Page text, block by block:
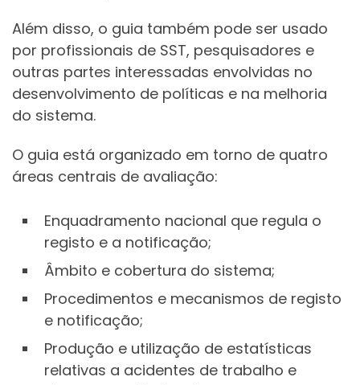
Além disso, o guia também pode ser usado
por profissionais de SST, pesquisadores e
outras partes interessadas envolvidas no
desenvolvimento de políticas e na melhoria
do sistema.
O guia está organizado em torno de quatro
áreas centrais de avaliação:
Enquadramento nacional que regula o
registo e a notificação;
Âmbito e cobertura do sistema;
Procedimentos e mecanismos de registo
e notificação;
Produção e utilização de estatísticas
relativas a acidentes de trabalho e